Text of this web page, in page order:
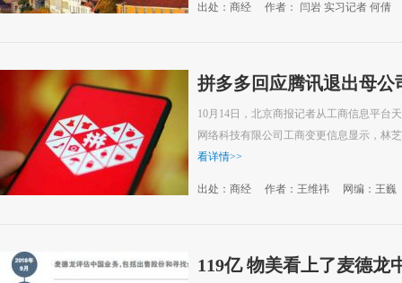
出处：商经 作者： 闫岩 实习记者 何倩
拼多多回应腾讯退出母公
10月14日，北京商报记者从工商信息平台
网络科技有限公司工商变更信息显示，林
看详情>>
出处：商经 作者：王维祎 网编：王巍
119亿 物美看上了麦德龙